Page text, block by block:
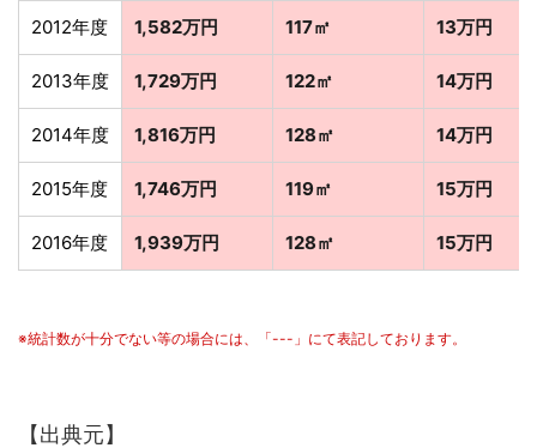
2012年度 1,582万円 117㎡ 13万円
2013年度 1,729万円 122㎡ 14万円
2014年度 1,816万円 128㎡ 14万円
2015年度 1,746万円 119㎡ 15万円
2016年度 1,939万円 128㎡ 15万円
※統計数が十分でない等の場合には、「---」にて表記しております。
【出典元】